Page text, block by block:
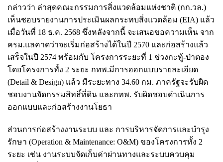
กล่าวว่า ล่าสุดคณะกรรมการสิ่งแวดล้อมแห่งชาติ (กก.วล.)
เห็นชอบรายงานการประเมินผลกระทบสิ่งแวดล้อม (EIA) แล้ว
เมื่อวันที่ 18 ธ.ค. 2568 ซึ่งหลังจากนี้ จะเสนอขอความเห็น จาก
ครม.แลคาดว่าจะเริ่มก่อสร้างได้ในปี 2570 และก่อสร้างแล้ว
เสร็จในปี 2574 พร้อมกับ โครงการระยะที่ 1 ช่วงกะทู้-ป่าตอง
โดยโครงการทั้ง 2 ระยะ กทพ.มีการออกแบบรายละเอียด
(Detail & Design) แล้ว มีระยะทาง 34.60 กม. ภาครัฐจะรับผิด
ชอบงานจัดกรรมสิทธิ์ที่ดิน และกทพ. รับผิดชอบดำเนินการ
ออกแบบและก่อสร้างงานโยธา
ส่วนการก่อสร้างงานระบบ และ การบริหารจัดการและบำรุง
รักษา (Operation & Maintenance: O&M) ของโครงการทั้ง 2
ระยะ เช่น งานระบบจัดเก็บค่าผ่านทางและระบบควบคุม